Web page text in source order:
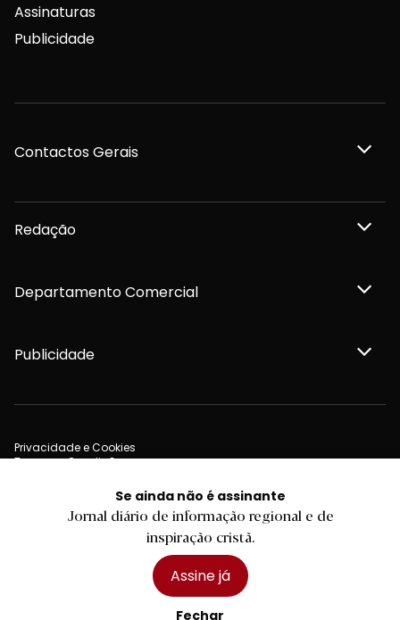
Se ainda não é assinante
Jornal diário de informação regional e de
inspiração cristã.
Assine já
Fechar
Assinaturas
Publicidade
Contactos Gerais
Redação
Departamento Comercial
Publicidade
Privacidade e Cookies
Termos e Condições
Política de Confidencialidade
for tomorrow byLKCOM
2026 Diário do Minho, Lda. © Todos os direitos reservados